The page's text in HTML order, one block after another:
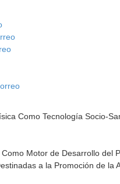
Como Tecnología Socio-
Motor de Desarrollo del
a la Promoción de la